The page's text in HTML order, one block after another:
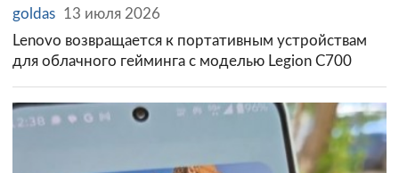
goldas 13 июля 2026
Lenovo возвращается к портативным устройствам
для облачного гейминга с моделью Legion C700